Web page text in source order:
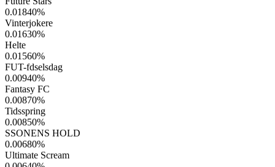
0.01840%
Vinterjokere
0.01630%
Helte
0.01560%
FUT-fdselsdag
0.00940%
Fantasy FC
0.00870%
Tidsspring
0.00850%
SSONENS HOLD
0.00680%
Ultimate Scream